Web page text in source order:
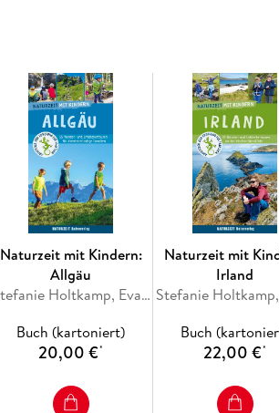
Naturzeit mit Kindern:
Allgäu
Stefanie Holtkamp, Eva Böglmüller
Buch (kartoniert)
20,00 €*
Naturzeit mit
Irland
Buch
22,00 €*